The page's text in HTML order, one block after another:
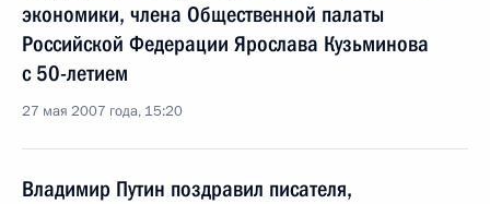
экономики, члена Общественной палаты
Российской Федерации Ярослава Кузьминова
с 50-летием
27 мая 2007 года, 15:20
Владимир Путин поздравил писателя,